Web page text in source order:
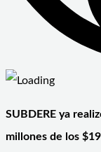
SUBDERE ya
millones de los